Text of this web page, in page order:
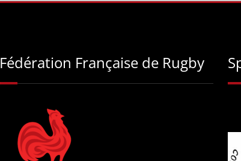
Fédération Française de Rugby